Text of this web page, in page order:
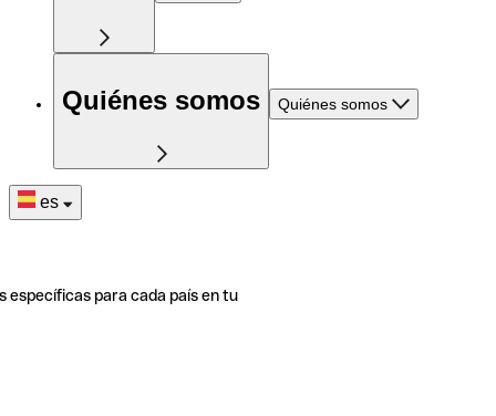
Quiénes somos Quiénes somos
es
específicas para cada país en tu